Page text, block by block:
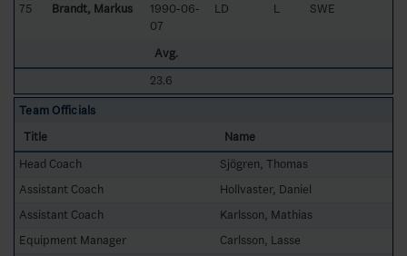
75 Brandt, Markus
1990-06-
07
LD L SWE
Avg.
23.6
Team Officials
Title
Name
Head Coach
Sjögren, Thomas
Assistant Coach
Hollvaster, Daniel
Assistant Coach
Karlsson, Mathias
Equipment Manager
Carlsson, Lasse